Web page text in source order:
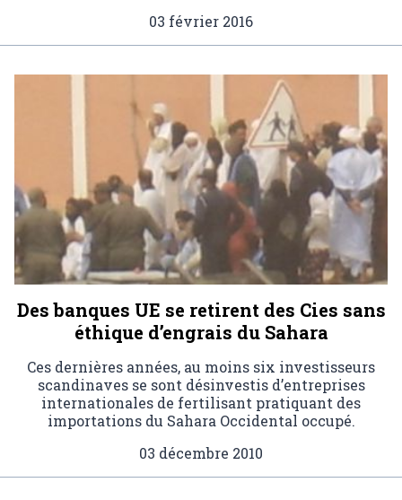
03 février 2016
Des banques UE se retirent des Cies sans
éthique d’engrais du Sahara
Ces dernières années, au moins six investisseurs
scandinaves se sont désinvestis d’entreprises
internationales de fertilisant pratiquant des
importations du Sahara Occidental occupé.
03 décembre 2010